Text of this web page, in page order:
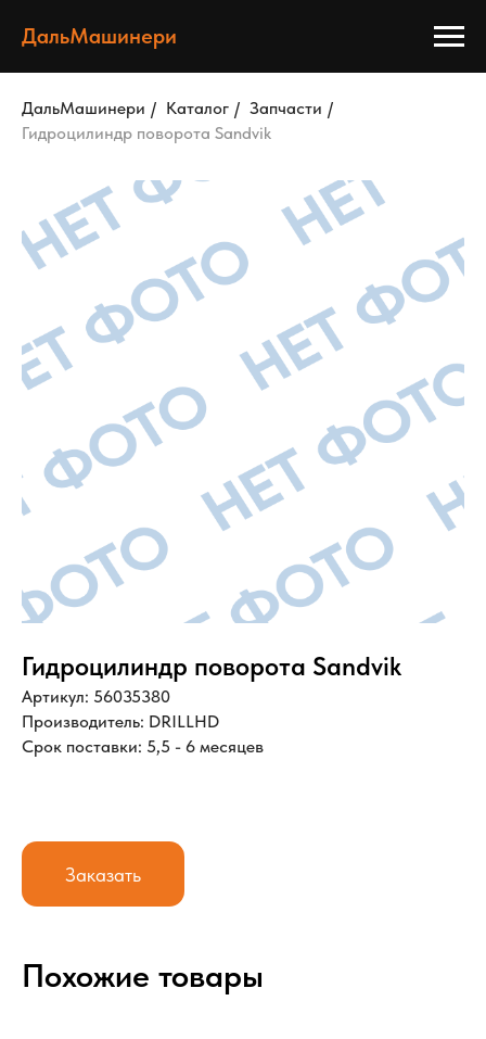
ДальМашинери
ДальМашинери / Каталог / Запчасти /
Гидроцилиндр поворота Sandvik
Гидроцилиндр поворота Sandvik
Артикул: 56035380
Производитель: DRILLHD
Срок поставки: 5,5 - 6 месяцев
Заказать
Похожие товары